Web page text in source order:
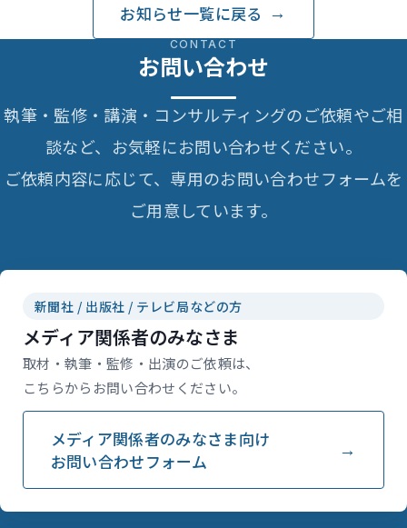
お知らせ一覧に戻る
CONTACT
お問い合わせ
執筆・監修・講演・コンサルティングのご依頼やご相
談など、お気軽にお問い合わせください。
ご依頼内容に応じて、専用のお問い合わせフォームを
ご用意しています。
新聞社 / 出版社 / テレビ局などの方
メディア関係者のみなさま
取材・執筆・監修・出演のご依頼は、
こちらからお問い合わせください。
メディア関係者のみなさま向け
お問い合わせフォーム